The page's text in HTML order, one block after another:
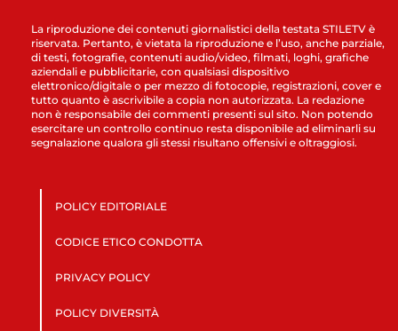
La riproduzione dei contenuti giornalistici della testata STILETV è
riservata. Pertanto, è vietata la riproduzione e l’uso, anche parziale,
di testi, fotografie, contenuti audio/video, filmati, loghi, grafiche
aziendali e pubblicitarie, con qualsiasi dispositivo
elettronico/digitale o per mezzo di fotocopie, registrazioni, cover e
tutto quanto è ascrivibile a copia non autorizzata. La redazione
non è responsabile dei commenti presenti sul sito. Non potendo
esercitare un controllo continuo resta disponibile ad eliminarli su
segnalazione qualora gli stessi risultano offensivi e oltraggiosi.
POLICY EDITORIALE
CODICE ETICO CONDOTTA
PRIVACY POLICY
POLICY DIVERSITÀ